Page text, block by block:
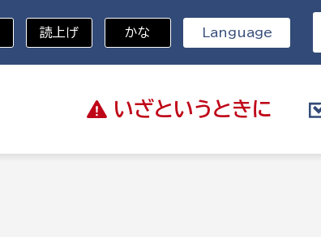
いざと いうときに
読上げ かな Language